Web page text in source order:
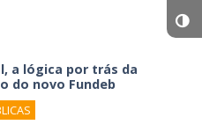
a lógica por trás da
do novo Fundeb